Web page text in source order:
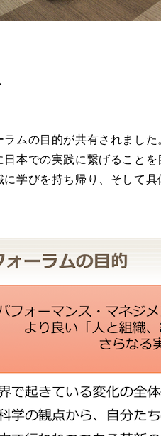
ラムの目的が共有されまし
日本での実践に繋げること
に学びを持ち帰り、そして